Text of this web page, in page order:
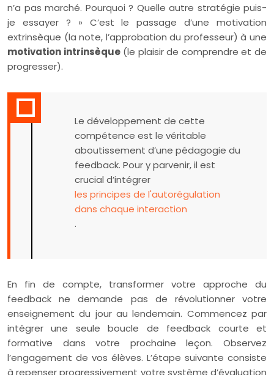
n’a pas marché. Pourquoi ? Quelle autre stratégie puis-
je essayer ? » C’est le passage d’une motivation
extrinsèque (la note, l’approbation du professeur) à une
motivation intrinsèque(le plaisir de comprendre et de
progresser).
Le développement de cette
compétence est le véritable
aboutissement d’une pédagogie du
feedback. Pour y parvenir, il est
crucial d’intégrer
les principes de l'autorégulation
dans chaque interaction
.
En fin de compte, transformer votre approche du
feedback ne demande pas de révolutionner votre
enseignement du jour au lendemain. Commencez par
intégrer une seule boucle de feedback courte et
formative dans votre prochaine leçon. Observez
l’engagement de vos élèves. L’étape suivante consiste
à repenser progressivement votre système d’évaluation